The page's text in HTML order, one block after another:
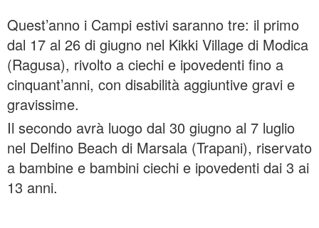
Quest’anno i Campi estivi saranno tre: il primo
dal 17 al 26 di giugno nel Kikki Village di Modica
(Ragusa), rivolto a ciechi e ipovedenti fino a
cinquant’anni, con disabilità aggiuntive gravi e
gravissime.
Il secondo avrà luogo dal 30 giugno al 7 luglio
nel Delfino Beach di Marsala (Trapani), riservato
a bambine e bambini ciechi e ipovedenti dai 3 ai
13 anni.